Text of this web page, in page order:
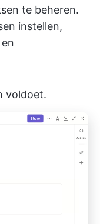
te beheren.
instellen,
voldoet.